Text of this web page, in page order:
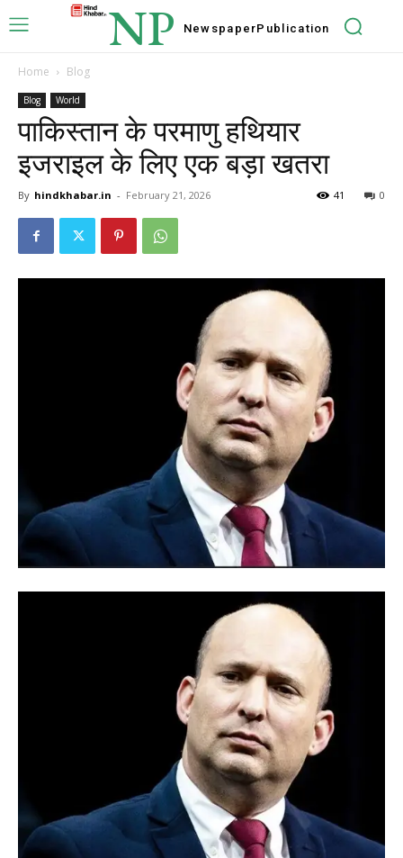
NP NewspaperPublication
Home Blog
Blog World
पाकिस्तान के परमाणु हथियार
इजराइल के लिए एक बड़ा खतरा
By hindkhabar.in - February 21, 2026 0
41